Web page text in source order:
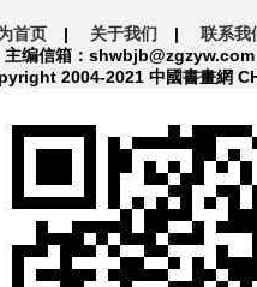
首页 | 关于我们 | 联系我
主编信箱：
2004-2021 中國書畫網